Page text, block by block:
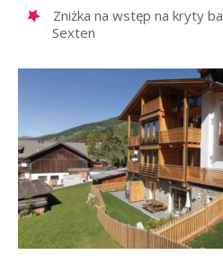
Zniżka na wstęp na kryty
Sexten